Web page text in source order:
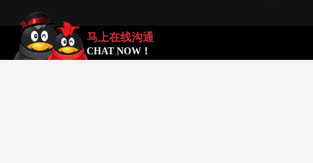
马上在线沟通
CHAT NOW！